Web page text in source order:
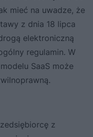
mieć na uwadze, że
z dnia 18 lipca
elektroniczną
regulamin. W
SaaS może
z